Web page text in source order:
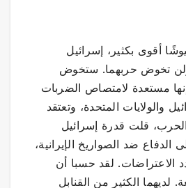
أقوى بكثير، إسرائيل
ولن تخوض حربهما. ستخوض
مستعدة لامتصاص الضربات
والولايات المتحدة، وتعتقد
قلت قدرة إسرائيل
الدفاع ضد الصواريخ الإيرانية،
الاعتراضات. لقد حسبا أن
الكثير من القنابل